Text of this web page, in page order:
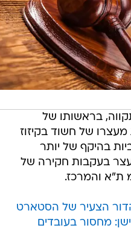
בראשותו של
של חשוד בקיזוז
בהיקף של יותר
נעצר בעקבות חקירה של
ת"א והמרכז.
מחסור בעובדים